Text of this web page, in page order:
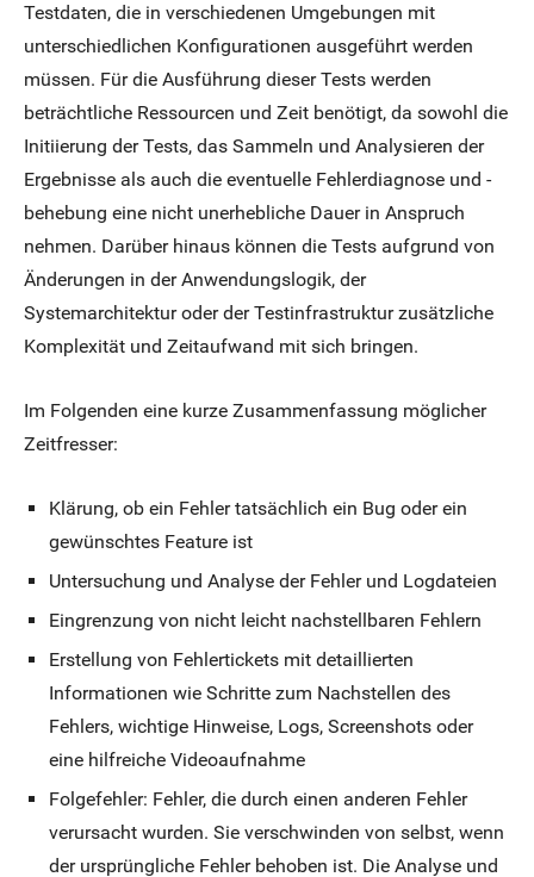
Testdaten, die in verschiedenen Umgebungen mit
unterschiedlichen Konfigurationen ausgeführt werden
müssen. Für die Ausführung dieser Tests werden
beträchtliche Ressourcen und Zeit benötigt, da sowohl die
Initiierung der Tests, das Sammeln und Analysieren der
Ergebnisse als auch die eventuelle Fehlerdiagnose und -
behebung eine nicht unerhebliche Dauer in Anspruch
nehmen. Darüber hinaus können die Tests aufgrund von
Änderungen in der Anwendungslogik, der
Systemarchitektur oder der Testinfrastruktur zusätzliche
Komplexität und Zeitaufwand mit sich bringen.
Im Folgenden eine kurze Zusammenfassung möglicher
Zeitfresser:
Klärung, ob ein Fehler tatsächlich ein Bug oder ein
gewünschtes Feature ist
Untersuchung und Analyse der Fehler und Logdateien
Eingrenzung von nicht leicht nachstellbaren Fehlern
Erstellung von Fehlertickets mit detaillierten
Informationen wie Schritte zum Nachstellen des
Fehlers, wichtige Hinweise, Logs, Screenshots oder
eine hilfreiche Videoaufnahme
Folgefehler: Fehler, die durch einen anderen Fehler
verursacht wurden. Sie verschwinden von selbst, wenn
der ursprüngliche Fehler behoben ist. Die Analyse und